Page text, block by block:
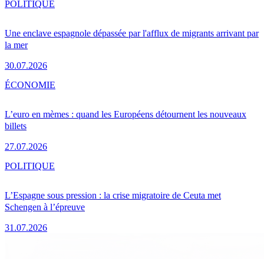
Une enclave espagnole dépassée par l'afflux de migrants arrivant par
la mer
30.07.2026
POLITIQUE
L’euro en mèmes : quand les Européens détournent les nouveaux
billets
27.07.2026
ÉCONOMIE
L’Espagne sous pression : la crise migratoire de Ceuta met
Schengen à l’épreuve
31.07.2026
POLITIQUE